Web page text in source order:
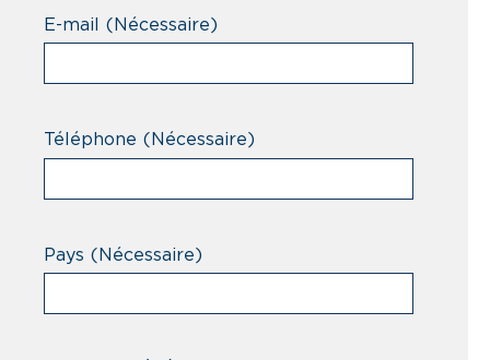
E-mail (Nécessaire)
Téléphone (Nécessaire)
Pays (Nécessaire)